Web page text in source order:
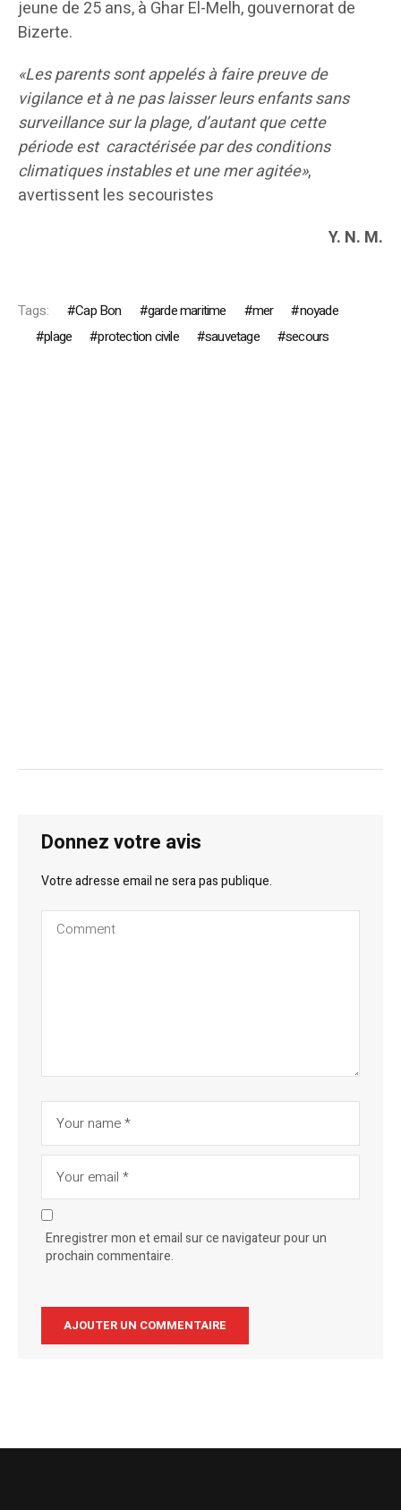
jeune de 25 ans, à Ghar El-Melh, gouvernorat de
Bizerte.
«Les parents sont appelés à faire preuve de
vigilance et à ne pas laisser leurs enfants sans
surveillance sur la plage, d’autant que cette
période est caractérisée par des conditions
climatiques instables et une mer agitée»,
avertissent les secouristes
Y. N. M.
Tags: Cap Bon garde maritime mer
noyade
plage
protection civile sauvetage secours
Donnez votre avis
Votre adresse email ne sera pas publique.
Enregistrer mon et email sur ce navigateur pour un
prochain commentaire.